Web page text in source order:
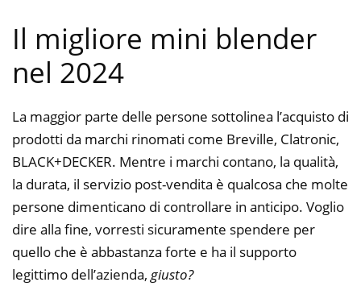
Il migliore mini blender
nel 2024
La maggior parte delle persone sottolinea l’acquisto di
prodotti da marchi rinomati come Breville, Clatronic,
BLACK+DECKER. Mentre i marchi contano, la qualità,
la durata, il servizio post-vendita è qualcosa che molte
persone dimenticano di controllare in anticipo. Voglio
dire alla fine, vorresti sicuramente spendere per
quello che è abbastanza forte e ha il supporto
legittimo dell’azienda, giusto?